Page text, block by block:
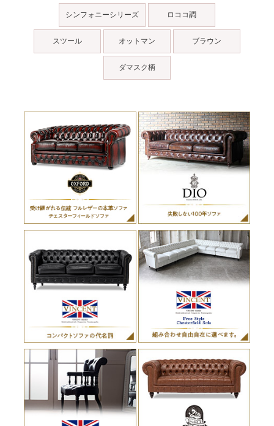
シンフォニーシリーズ ロココ調
スツール オットマン ブラウン
ダマスク柄